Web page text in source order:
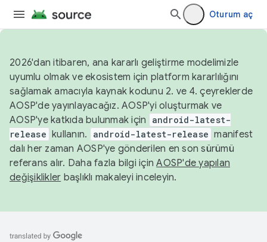
Oturum aç
2026'dan itibaren, ana kararlı geliştirme modelimizle
uyumlu olmak ve ekosistem için platform kararlılığını
sağlamak amacıyla kaynak kodunu 2. ve 4. çeyreklerde
AOSP'de yayınlayacağız. AOSP'yi oluşturmak ve
AOSP'ye katkıda bulunmak için
android-latest-
release kullanın. android-latest-release manifest
dalı her zaman AOSP'ye gönderilen en son sürümü
referans alır. Daha fazla bilgi içinAOSP'de yapılan
değişiklikler başlıklı makaleyi inceleyin.